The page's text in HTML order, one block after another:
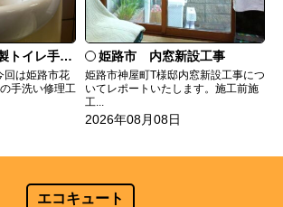
いの水漏れ修理
回は姫路市花
手洗い修理工
姫路市 内窓新設工事
姫路市神屋町T様邸内窓新設工事につ
いてレポートいたします。施工前施
工...
2026年08月08日
エコキュート